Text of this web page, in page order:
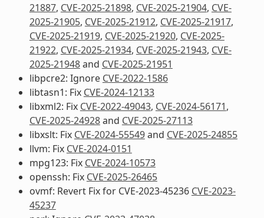
21887, CVE-2025-21898, CVE-2025-21904, CVE-
2025-21905, CVE-2025-21912, CVE-2025-21917,
CVE-2025-21919, CVE-2025-21920, CVE-2025-
21922, CVE-2025-21934, CVE-2025-21943, CVE-
2025-21948and CVE-2025-21951
libpcre2: Ignore CVE-2022-1586
libtasn1: Fix CVE-2024-12133
libxml2: Fix CVE-2022-49043, CVE-2024-56171,
CVE-2025-24928and CVE-2025-27113
libxslt: Fix CVE-2024-55549and CVE-2025-24855
llvm: Fix CVE-2024-0151
mpg123: Fix CVE-2024-10573
openssh: Fix CVE-2025-26465
ovmf: Revert Fix for CVE-2023-45236 CVE-2023-
45237